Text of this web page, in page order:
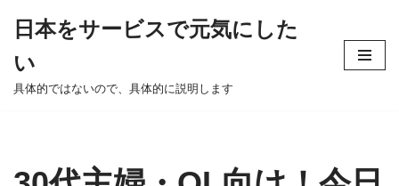
ン
テ
ス
日本をサービスで元気にした
い
具体的ではないので、具体的に説明します